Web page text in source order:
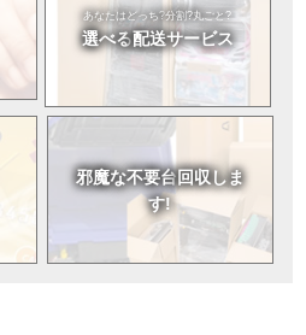
あなたはどっち?分割?丸ごと?
選べる配送サービス
邪魔な不要台回収しま
す!